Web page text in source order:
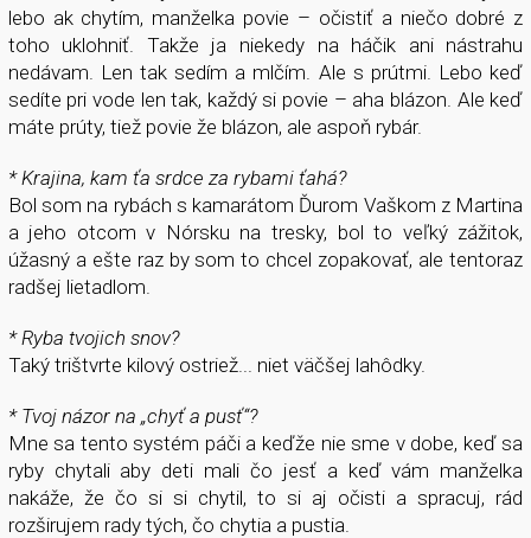
lebo ak chytím, manželka povie – očistiť a niečo dobré z
toho uklohniť. Takže ja niekedy na háčik ani nástrahu
nedávam. Len tak sedím a mlčím. Ale s prútmi. Lebo keď
sedíte pri vode len tak, každý si povie – aha blázon. Ale keď
máte prúty, tiež povie že blázon, ale aspoň rybár.
* Krajina, kam ťa srdce za rybami ťahá?
Bol som na rybách s kamarátom Ďurom Vaškom z Martina
a jeho otcom v Nórsku na tresky, bol to veľký zážitok,
úžasný a ešte raz by som to chcel zopakovať, ale tentoraz
radšej lietadlom.
* Ryba tvojich snov?
Taký trištvrte kilový ostriež... niet väčšej lahôdky.
* Tvoj názor na „chyť a pusť“?
Mne sa tento systém páči a keďže nie sme v dobe, keď sa
ryby chytali aby deti mali čo jesť a keď vám manželka
nakáže, že čo si si chytil, to si aj očisti a spracuj, rád
rozširujem rady tých, čo chytia a pustia.